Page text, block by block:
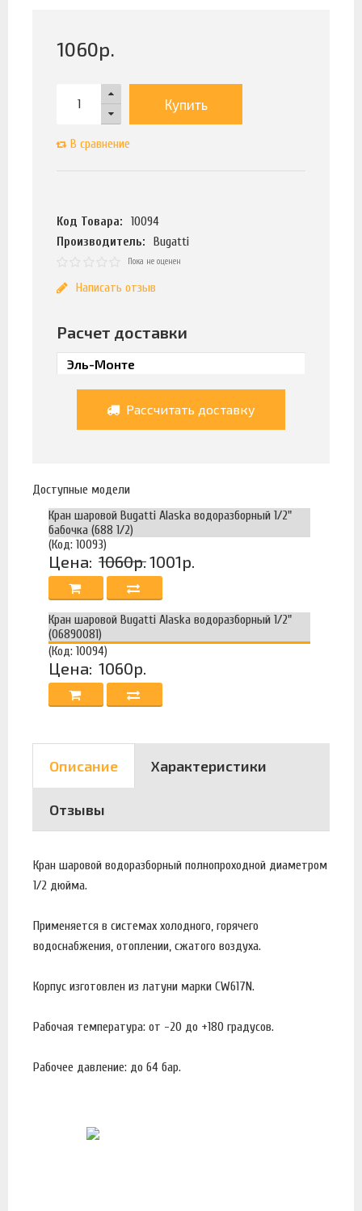
1060р.
Купить
В сравнение
Код Товара:
10094
Производитель:
Bugatti
Пока не оценен
Написать отзыв
Расчет доставки
Рассчитать доставку
Доступные модели
Кран шаровой Bugatti Alaska водоразборный 1/2"
бабочка (688 1/2)
(Код: 10093)
Цена: 1060р.1001р.
Кран шаровой Bugatti Alaska водоразборный 1/2"
(06890081)
(Код: 10094)
Цена: 1060р.
Описание Характеристики
Отзывы
Кран шаровой водоразборный полнопроходной диаметром
1/2 дюйма.
Применяется в системах холодного, горячего
водоснабжения, отоплении, сжатого воздуха.
Корпус изготовлен из латуни марки CW617N.
Рабочая температура: от -20 до +180 градусов.
Рабочее давление: до 64 бар.